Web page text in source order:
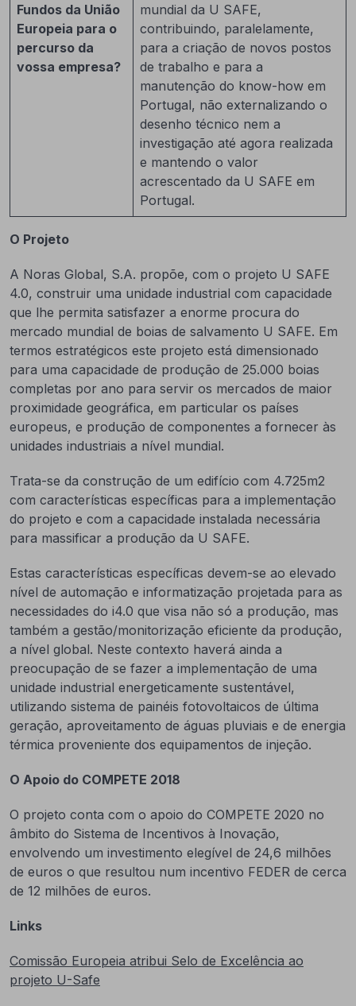
Fundos da União
Europeia para o
percurso da
vossa empresa?
mundial da U SAFE,
contribuindo, paralelamente,
para a criação de novos postos
de trabalho e para a
manutenção do know-how em
Portugal, não externalizando o
desenho técnico nem a
investigação até agora realizada
e mantendo o valor
acrescentado da U SAFE em
Portugal.
O Projeto
A Noras Global, S.A. propõe, com o projeto U SAFE
4.0, construir uma unidade industrial com capacidade
que lhe permita satisfazer a enorme procura do
mercado mundial de boias de salvamento U SAFE. Em
termos estratégicos este projeto está dimensionado
para uma capacidade de produção de 25.000 boias
completas por ano para servir os mercados de maior
proximidade geográfica, em particular os países
europeus, e produção de componentes a fornecer às
unidades industriais a nível mundial.
Trata-se da construção de um edifício com 4.725m2
com características específicas para a implementação
do projeto e com a capacidade instalada necessária
para massificar a produção da U SAFE.
Estas características específicas devem-se ao elevado
nível de automação e informatização projetada para as
necessidades do i4.0 que visa não só a produção, mas
também a gestão/monitorização eficiente da produção,
a nível global. Neste contexto haverá ainda a
preocupação de se fazer a implementação de uma
unidade industrial energeticamente sustentável,
utilizando sistema de painéis fotovoltaicos de última
geração, aproveitamento de águas pluviais e de energia
térmica proveniente dos equipamentos de injeção.
O Apoio do COMPETE 2018
O projeto conta com o apoio do COMPETE 2020 no
âmbito do Sistema de Incentivos à Inovação,
envolvendo um investimento elegível de 24,6 milhões
de euros o que resultou num incentivo FEDER de cerca
de 12 milhões de euros.
Links
Comissão Europeia atribui Selo de Excelência ao
projeto U-Safe